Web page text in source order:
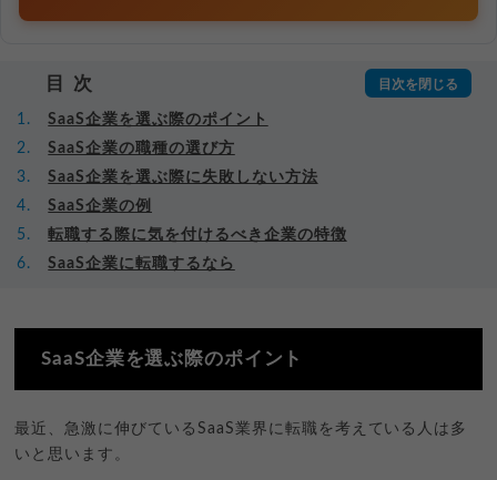
目次
SaaS企業を選ぶ際のポイント
SaaS企業の職種の選び方
SaaS企業を選ぶ際に失敗しない方法
SaaS企業の例
転職する際に気を付けるべき企業の特徴
SaaS企業に転職するなら
SaaS企業を選ぶ際のポイント
最近、急激に伸びているSaaS業界に転職を考えている人は多
いと思います。